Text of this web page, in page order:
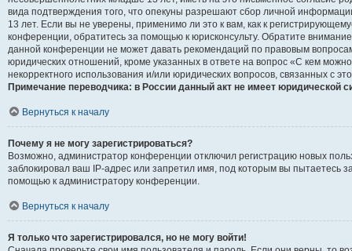
вида подтверждения того, что опекуны разрешают сбор личной
13 лет. Если вы не уверены, применимо ли это к вам, как к
конференции, обратитесь за помощью к юрисконсульту. Обратите
данной конференции не может давать рекомендаций по правовым
юридических отношений, кроме указанных в ответе на вопрос «С кем
некорректного использования и/или юридических вопросов, связанных с
Примечание переводчика: в России данный акт не имеет юридической
Вернуться к началу
Почему я не могу зарегистрироваться?
Возможно, администратор конференции отключил регистрацию новых
заблокировал ваш IP-адрес или запретил имя, под которым вы пытаетесь
помощью к администратору конференции.
Вернуться к началу
Я только что зарегистрировался, но не могу войти!